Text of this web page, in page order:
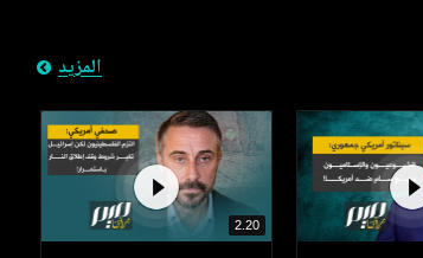
المزيد
2.20